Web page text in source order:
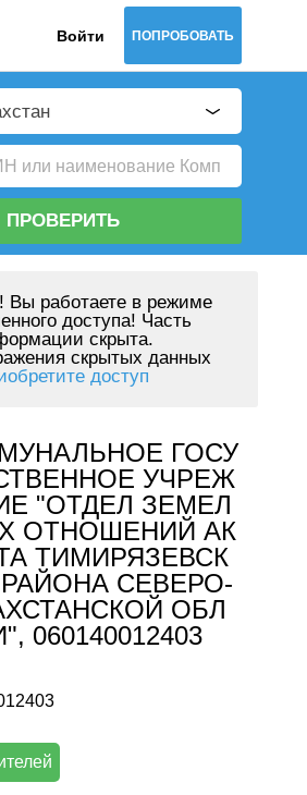
Войти ПОПРОБОВАТЬ
ПРОВЕРИТЬ
Вы работаете в режиме
доступа! Часть
скрыта.
скрытых данных
доступ
ГОСУ
УЧРЕЖ
"ОТДЕЛ ЗЕМЕЛ
ОТНОШЕНИЙ АК
ТИМИРЯЗЕВСК
СЕВЕРО-
ОБЛ
060140012403